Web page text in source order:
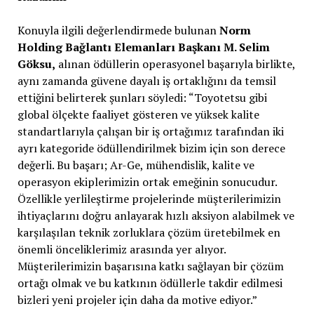
Konuyla ilgili değerlendirmede bulunanNorm
Holding Bağlantı Elemanları Başkanı M. Selim
Göksu, alınan ödüllerin operasyonel başarıyla birlikte,
aynı zamanda güvene dayalı iş ortaklığını da temsil
ettiğini belirterek şunları söyledi: “Toyotetsu gibi
global ölçekte faaliyet gösteren ve yüksek kalite
standartlarıyla çalışan bir iş ortağımız tarafından iki
ayrı kategoride ödüllendirilmek bizim için son derece
değerli. Bu başarı; Ar-Ge, mühendislik, kalite ve
operasyon ekiplerimizin ortak emeğinin sonucudur.
Özellikle yerlileştirme projelerinde müşterilerimizin
ihtiyaçlarını doğru anlayarak hızlı aksiyon alabilmek ve
karşılaşılan teknik zorluklara çözüm üretebilmek en
önemli önceliklerimiz arasında yer alıyor.
Müşterilerimizin başarısına katkı sağlayan bir çözüm
ortağı olmak ve bu katkının ödüllerle takdir edilmesi
bizleri yeni projeler için daha da motive ediyor.”